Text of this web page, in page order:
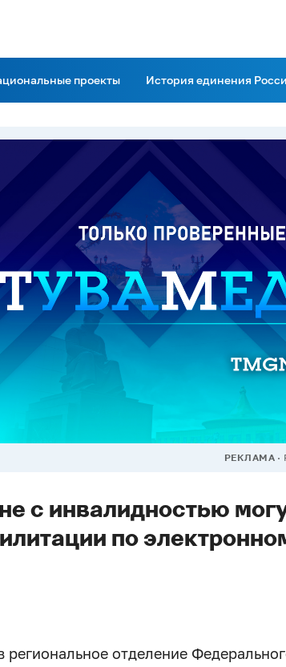
проекты История единения
РЕКЛАМА
с инвалидностью
по
отделение